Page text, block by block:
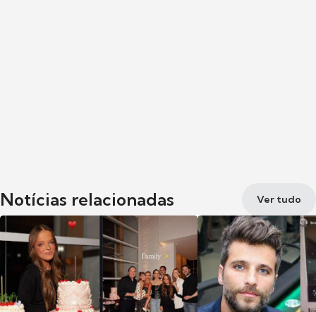
Notícias relacionadas Ver tudo